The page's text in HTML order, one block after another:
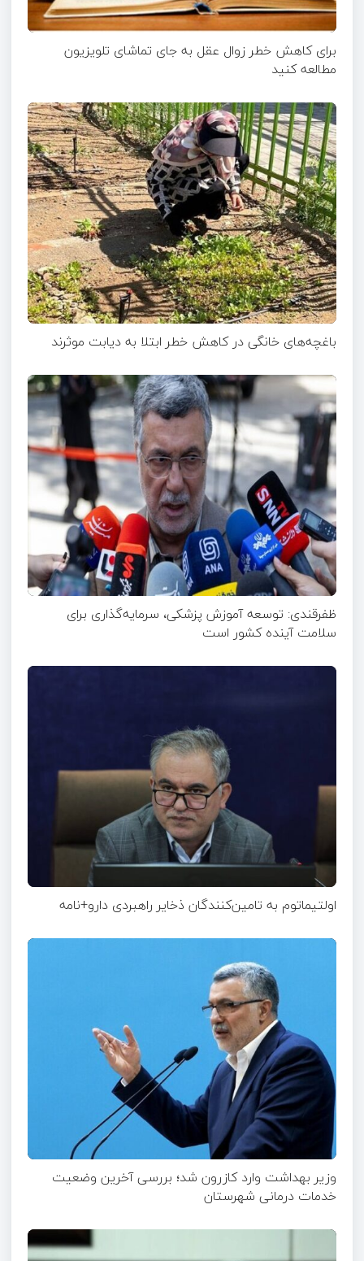
برای کاهش خطر زوال عقل به جای تماشای تلویزیون
مطالعه کنید
باغچه‌های خانگی در کاهش خطر ابتلا به دیابت موثرند
ظفرقندی: توسعه آموزش پزشکی، سرمایه‌گذاری برای
سلامت آینده کشور است
اولتیماتوم به تامین‌کنندگان ذخایر راهبردی دارو+نامه
وزیر بهداشت وارد کازرون شد؛ بررسی آخرین وضعیت
خدمات درمانی شهرستان